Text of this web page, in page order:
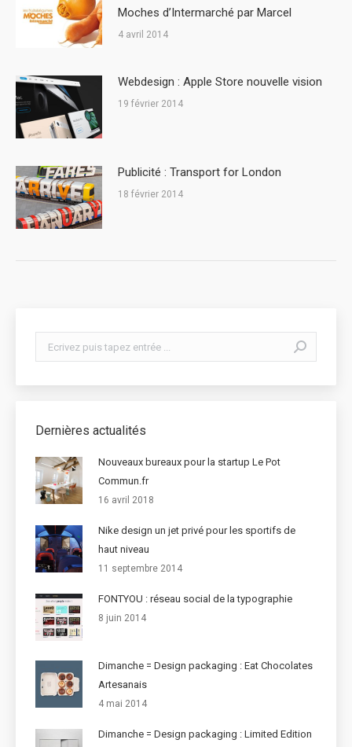
Moches d’Intermarché par Marcel
4 avril 2014
Webdesign : Apple Store nouvelle vision
19 février 2014
Publicité : Transport for London
18 février 2014
Dernières actualités
Nouveaux bureaux pour la startup Le Pot
Commun.fr
16 avril 2018
Nike design un jet privé pour les sportifs de
haut niveau
11 septembre 2014
FONTYOU : réseau social de la typographie
8 juin 2014
Dimanche = Design packaging : Eat Chocolates
Artesanais
4 mai 2014
Dimanche = Design packaging : Limited Edition